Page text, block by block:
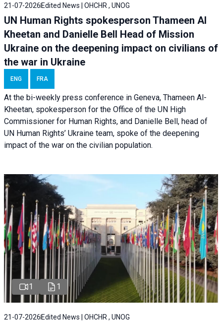
21-07-2026 Edited News | OHCHR , UNOG
UN Human Rights spokesperson Thameen Al
Kheetan and Danielle Bell Head of Mission
Ukraine on the deepening impact on civilians of
the war in Ukraine
ENG FRA
At the bi-weekly press conference in Geneva, Thameen Al-
Kheetan, spokesperson for the Office of the UN High
Commissioner for Human Rights, and Danielle Bell, head of
UN Human Rights’ Ukraine team, spoke of the deepening
impact of the war on the civilian population.
1 1
21-07-2026 Edited News | OHCHR , UNOG